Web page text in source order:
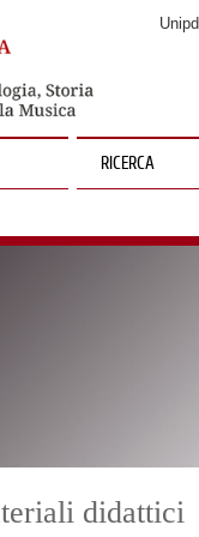
RICERCA
didattici